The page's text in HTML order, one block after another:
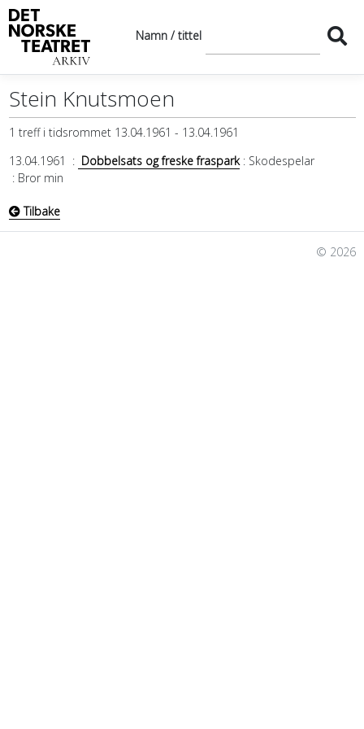
Namn / tittel
Stein Knutsmoen
1 treff i tidsrommet 13.04.1961 - 13.04.1961
13.04.1961
: Dobbelsats og freske fraspark: Skodespelar
: Bror min
Tilbake
© 2026